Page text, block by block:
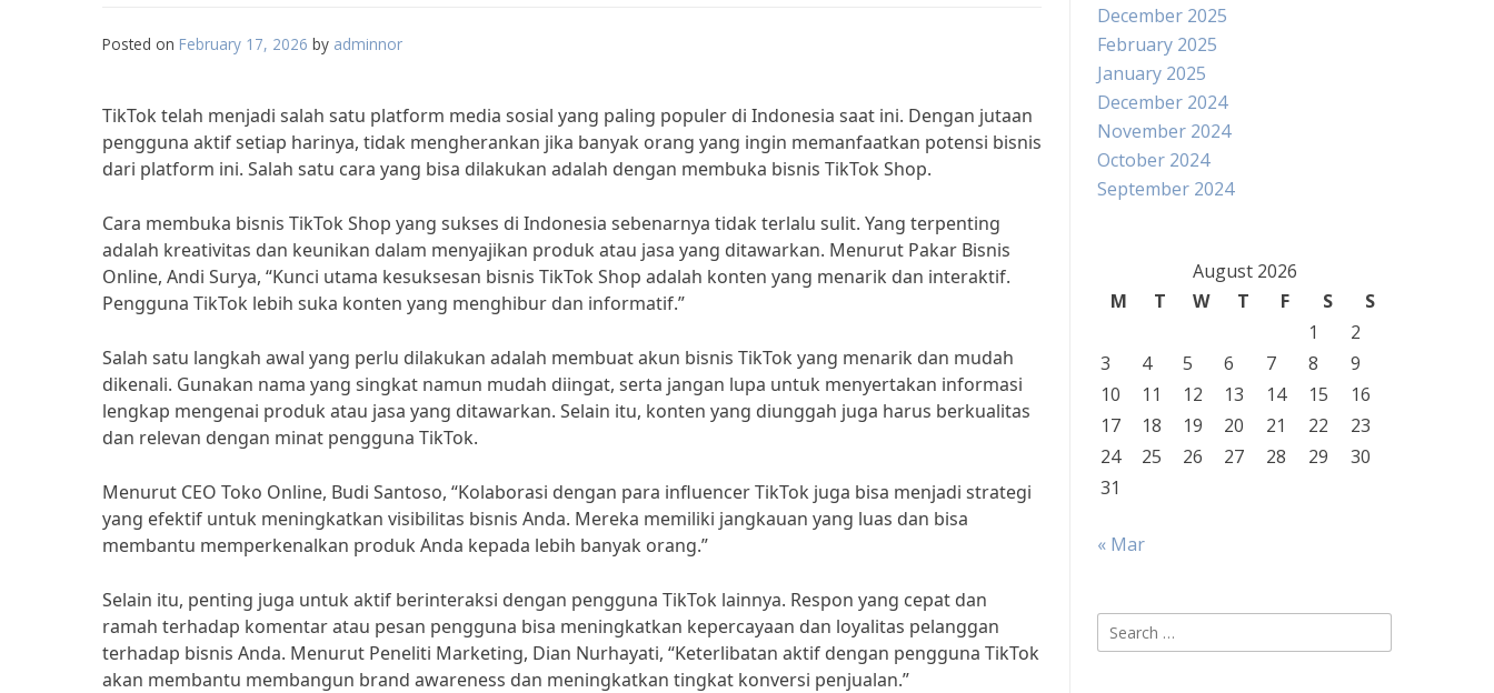
Posted on February 17, 2026 by adminnor
TikTok telah menjadi salah satu platform media sosial yang paling populer di Indonesia saat ini. Dengan jutaan
pengguna aktif setiap harinya, tidak mengherankan jika banyak orang yang ingin memanfaatkan potensi bisnis
dari platform ini. Salah satu cara yang bisa dilakukan adalah dengan membuka bisnis TikTok Shop.
Cara membuka bisnis TikTok Shop yang sukses di Indonesia sebenarnya tidak terlalu sulit. Yang terpenting
adalah kreativitas dan keunikan dalam menyajikan produk atau jasa yang ditawarkan. Menurut Pakar Bisnis
Online, Andi Surya, “Kunci utama kesuksesan bisnis TikTok Shop adalah konten yang menarik dan interaktif.
Pengguna TikTok lebih suka konten yang menghibur dan informatif.”
Salah satu langkah awal yang perlu dilakukan adalah membuat akun bisnis TikTok yang menarik dan mudah
dikenali. Gunakan nama yang singkat namun mudah diingat, serta jangan lupa untuk menyertakan informasi
lengkap mengenai produk atau jasa yang ditawarkan. Selain itu, konten yang diunggah juga harus berkualitas
dan relevan dengan minat pengguna TikTok.
Menurut CEO Toko Online, Budi Santoso, “Kolaborasi dengan para influencer TikTok juga bisa menjadi strategi
yang efektif untuk meningkatkan visibilitas bisnis Anda. Mereka memiliki jangkauan yang luas dan bisa
membantu memperkenalkan produk Anda kepada lebih banyak orang.”
Selain itu, penting juga untuk aktif berinteraksi dengan pengguna TikTok lainnya. Respon yang cepat dan
ramah terhadap komentar atau pesan pengguna bisa meningkatkan kepercayaan dan loyalitas pelanggan
terhadap bisnis Anda. Menurut Peneliti Marketing, Dian Nurhayati, “Keterlibatan aktif dengan pengguna TikTok
akan membantu membangun brand awareness dan meningkatkan tingkat konversi penjualan.”
December 2025
February 2025
January 2025
December 2024
November 2024
October 2024
September 2024
August 2026
M
T W T F S
S
1
2
3
4 5 6 7 8
9
10
11 12 13 14 15
16
17
18 19 20 21 22
23
24
25 26 27 28 29
30
31
« Mar
Search
for: